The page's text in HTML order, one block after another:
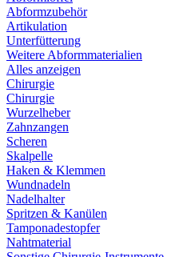
Abformzubehör
Artikulation
Unterfütterung
Weitere Abformmaterialien
Alles anzeigen
Chirurgie
Chirurgie
Wurzelheber
Zahnzangen
Scheren
Skalpelle
Haken & Klemmen
Wundnadeln
Nadelhalter
Spritzen & Kanülen
Tamponadestopfer
Nahtmaterial